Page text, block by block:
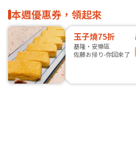
本週優惠券，領起來
玉子燒75折
基隆・安樂區
佐藤お帰り-你回來了